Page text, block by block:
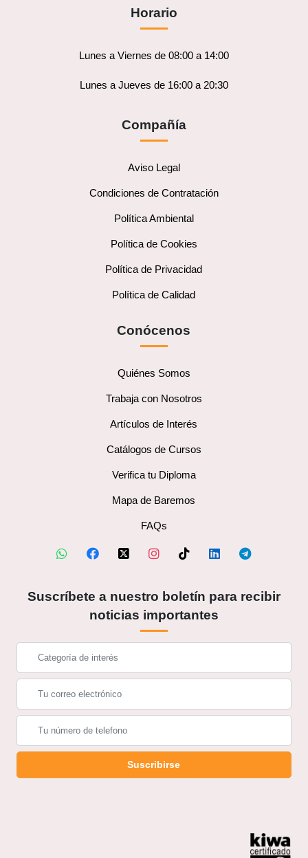
Horario
Lunes a Viernes de 08:00 a 14:00
Lunes a Jueves de 16:00 a 20:30
Compañía
Aviso Legal
Condiciones de Contratación
Política Ambiental
Política de Cookies
Política de Privacidad
Política de Calidad
Conócenos
Quiénes Somos
Trabaja con Nosotros
Artículos de Interés
Catálogos de Cursos
Verifica tu Diploma
Mapa de Baremos
FAQs
Suscríbete a nuestro boletín para recibir
noticias importantes
Suscribirse